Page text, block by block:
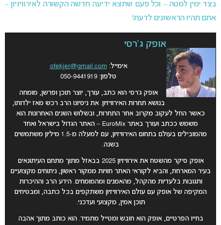
בצד ימין למטה – וכל פעם שתצא ידיעה חדשה הקשורה לאירוויזיון –
אתם תהיו הראשונים לדעת!
אופק ג'רסי
אימייל: ofekjer@gmail.com
טלפון: 050-9441919
אופק ג’רסי הוא כתב, עורך, יוצר תוכן ופרשן, מומחה
בנושא תחרות האירוויזיון. את ניסיונו הרב רכש מאז ילדותו,
כאשר החל לעקוב מקרוב אחר התחרות, ובשלוש השנים האחרונות הוא
משמש ככתב ועורך באתר EuroMix – האתר הגדול בישראל ואחד
מהמובילים בעולם בתחום האירוויזיון, עם למעלה מ-1.5 מיליון משתמשים
בשנה.
אופק סיקר מהשטח את אירוויזיון 2025 בבאזל מתוך מתחם העיתונאים
בעיר המארחת, והביא לקוראי האתר חוויות ממקור ראשון, ניתוחים מקצועיים
ותגובות בלעדיות מהקהל, מהאמנים ומהמומחים. הידע הרב וההיכרות
המקיפה של אופק עם עולם האירוויזיון משתקפים בכל כתבה, ומבטיחים
תוכן אמין, מקצועי ועדכני.
בחייו הפרטיים, אופק הוא חובש ומטייל מתמיד. הוא כותב מתוך אהבה